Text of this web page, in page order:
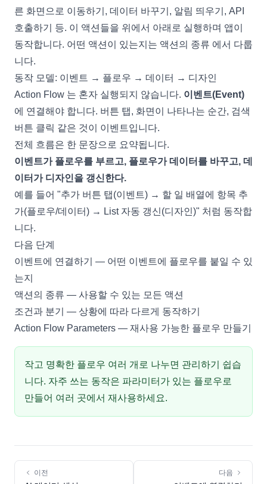
른 화면으로 이동하기, 데이터 바꾸기, 알림 띄우기, API
호출하기 등. 이 액션들을 위에서 아래로 실행하며 앱이
동작합니다. 어떤 액션이 있는지는 액션의 종류 에서 다룹
니다.
동작 모델: 이벤트 → 플로우 → 데이터 → 디자인
Action Flow 는 혼자 실행되지 않습니다. 이벤트(Event)
에 연결해야 합니다. 버튼 탭, 화면이 나타나는 순간, 검색
버튼 클릭 같은 것이 이벤트입니다.
전체 흐름은 한 문장으로 요약됩니다.
이벤트가 플로우를 부르고, 플로우가 데이터를 바꾸고, 데
이터가 디자인을 갱신한다.
예를 들어 "추가 버튼 탭(이벤트) → 할 일 배열에 항목 추
가(플로우/데이터) → List자동 갱신(디자인)" 처럼 동작합
니다.
다음 단계
이벤트에 연결하기
— 어떤 이벤트에 플로우를 붙일 수 있
는지
액션의 종류 — 사용할 수 있는 모든 액션
조건과 분기
— 상황에 따라 다르게 동작하기
Action Flow Parameters — 재사용 가능한 플로우 만들기
작고 명확한 플로우 여러 개로 나누면 관리하기 쉽습
니다. 자주 쓰는 동작은 파라미터가 있는 플로우 로
만들어 여러 곳에서 재사용하세요.
이전 다음